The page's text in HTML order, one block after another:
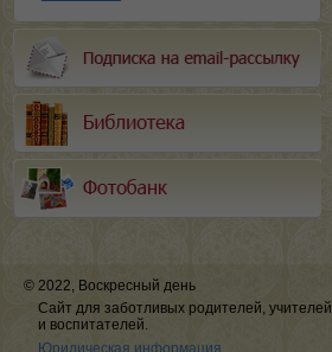
© 2022, Воскресный день
Сайт для заботливых родителей, учителей
и воспитателей.
Юридическая информация